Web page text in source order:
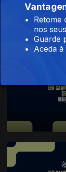
Retome
nos
Guarde
Aceda à